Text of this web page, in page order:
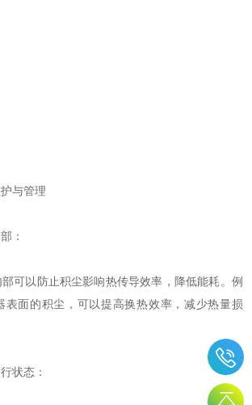
与管理
：
以防止积尘影响热传导效率，降低能耗。例
表面的积尘，可以提高换热效率，减少热量损
状态：